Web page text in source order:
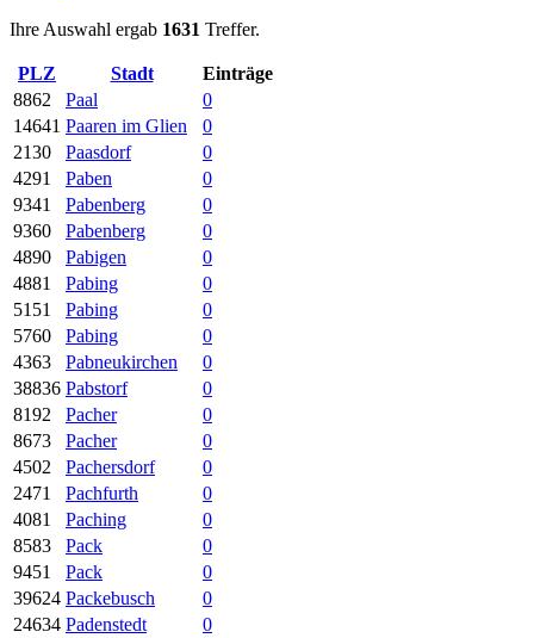
Ihre Auswahl ergab 1631 Treffer.
PLZ Stadt
Einträge
8862
Paal
0
14641 Paaren im Glien
0
2130
Paasdorf
0
4291
Paben
0
9341
Pabenberg
0
9360
Pabenberg
0
4890
Pabigen
0
4881
Pabing
0
5151
Pabing
0
5760
Pabing
0
4363
Pabneukirchen
0
38836 Pabstorf
0
8192
Pacher
0
8673
Pacher
0
4502
Pachersdorf
0
2471
Pachfurth
0
4081
Paching
0
8583
Pack
0
9451
Pack
0
39624 Packebusch
0
24634 Padenstedt
0